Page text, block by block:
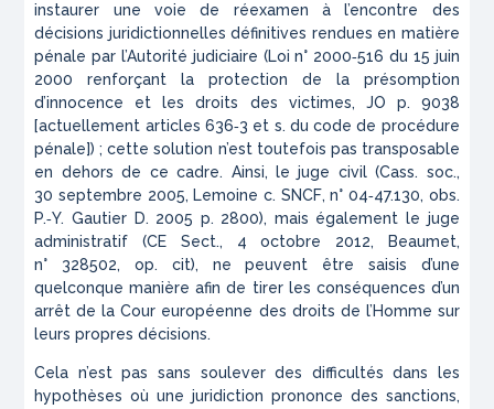
instaurer une voie de réexamen à l’encontre des
décisions juridictionnelles définitives rendues en matière
pénale par l’Autorité judiciaire (Loi n° 2000‑516 du 15 juin
2000 renforçant la protection de la présomption
d’innocence et les droits des victimes, JO p. 9038
[actuellement articles 636‑3 et s. du code de procédure
pénale]) ; cette solution n’est toutefois pas transposable
en dehors de ce cadre. Ainsi, le juge civil (Cass. soc.,
30 septembre 2005, Lemoine c. SNCF, n° 04‑47.130, obs.
P.‑Y. Gautier D. 2005 p. 2800), mais également le juge
administratif (CE Sect., 4 octobre 2012,
Beaumet,
n° 328502, op. cit), ne peuvent être saisis d’une
quelconque manière afin de tirer les conséquences d’un
arrêt de la Cour européenne des droits de l’Homme sur
leurs propres décisions.
Cela n’est pas sans soulever des difficultés dans les
hypothèses où une juridiction prononce des sanctions,